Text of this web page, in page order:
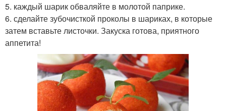
5. каждый шарик обваляйте в молотой паприке.
6. сделайте зубочисткой проколы в шариках, в которые
затем вставьте листочки. Закуска готова, приятного
аппетита!